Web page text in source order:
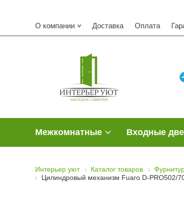
О компании Доставка Оплата
Межкомнатные Входные
Интерьер уют Каталог товаров
Цилиндровый механизм Fuaro D-PRO502/